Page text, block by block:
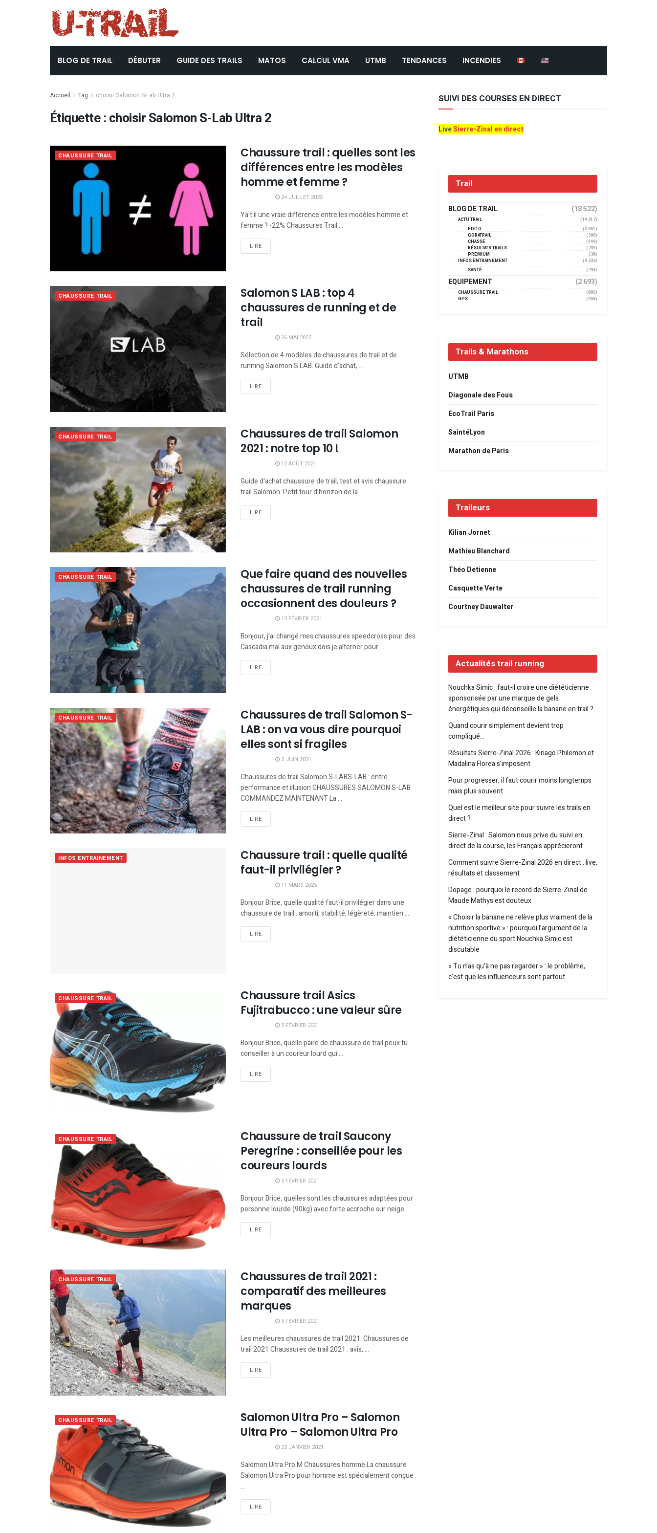
BLOG DE TRAIL DÉBUTER GUIDE DES TRAILS MATOS CALCUL VMA UTMB TENDANCES INCENDIES
Accueil Tag choisir Salomon S-Lab Ultra 2
Étiquette :choisir Salomon S-Lab Ultra 2
CHAUSSURE TRAIL
Chaussure trail : quelles sont les
différences entre les modèles
homme et femme ?
24 JUILLET 2025
Ya t il une vraie différence entre les modèles homme et
femme ? -22% Chaussures Trail ...
LIRE
CHAUSSURE TRAIL
Salomon S LAB : top 4
chaussures de running et de
trail
26 MAI 2022
Sélection de 4 modèles de chaussures de trail et de
running Salomon S LAB. Guide d'achat, ...
LIRE
CHAUSSURE TRAIL
Chaussures de trail Salomon
2021 : notre top 10 !
12 AOÛT 2021
Guide d'achat chaussure de trail, test et avis chaussure
trail Salomon. Petit tour d’horizon de la ...
LIRE
CHAUSSURE TRAIL
Que faire quand des nouvelles
chaussures de trail running
occasionnent des douleurs ?
13 FÉVRIER 2021
Bonjour, j'ai changé mes chaussures speedcross pour des
Cascadia mal aux genoux dois je alterner pour ...
LIRE
CHAUSSURE TRAIL
Chaussures de trail Salomon S-
LAB : on va vous dire pourquoi
elles sont si fragiles
3 JUIN 2021
Chaussures de trail Salomon S-LABS-LAB : entre
performance et illusion CHAUSSURES SALOMON S-LAB
COMMANDEZ MAINTENANT La ...
LIRE
INFOS ENTRAINEMENT
Chaussure trail : quelle qualité
faut-il privilégier ?
11 MARS 2025
Bonjour Brice, quelle qualité faut-il privilégier dans une
chaussure de trail : amorti, stabilité, légèreté, maintien ...
LIRE
CHAUSSURE TRAIL
Chaussure trail Asics
Fujitrabucco : une valeur sûre
5 FÉVRIER 2021
Bonjour Brice, quelle paire de chaussure de trail peux tu
conseiller à un coureur lourd qui ...
LIRE
CHAUSSURE TRAIL
Chaussure de trail Saucony
Peregrine : conseillée pour les
coureurs lourds
5 FÉVRIER 2021
Bonjour Brice, quelles sont les chaussures adaptées pour
personne lourde (90kg) avec forte accroche sur neige ...
LIRE
CHAUSSURE TRAIL
Chaussures de trail 2021 :
comparatif des meilleures
marques
5 FÉVRIER 2021
Les meilleures chaussures de trail 2021. Chaussures de
trail 2021 Chaussures de trail 2021 : avis, ...
LIRE
CHAUSSURE TRAIL
Salomon Ultra Pro – Salomon
Ultra Pro – Salomon Ultra Pro
23 JANVIER 2021
Salomon Ultra Pro M Chaussures homme La chaussure
Salomon Ultra Pro pour homme est spécialement conçue
...
LIRE
SUIVI DES COURSES EN DIRECT
LiveSierre-Zinal en direct
Trail
BLOG DE TRAIL (18 522)
ACTU TRAIL
(14 317)
EDITO
(3 361)
GORATRAIL
(390)
CHASSE
(149)
RÉSULTATS TRAILS
(739)
PREMIUM
(38)
INFOS ENTRAINEMENT
(4 233)
SANTÉ
(794)
EQUIPEMENT (2 693)
CHAUSSURE TRAIL
(800)
GPS
(958)
Trails & Marathons
UTMB
Diagonale des Fous
EcoTrail Paris
SaintéLyon
Marathon de Paris
Traileurs
Kilian Jornet
Mathieu Blanchard
Théo Detienne
Casquette Verte
Courtney Dauwalter
Actualités trail running
Nouchka Simic : faut-il croire une diététicienne
sponsorisée par une marque de gels
énergétiques qui déconseille la banane en trail ?
Quand courir simplement devient trop
compliqué…
Résultats Sierre-Zinal 2026 : Kiriago Philemon et
Madalina Florea s’imposent
Pour progresser, il faut courir moins longtemps
mais plus souvent
Quel est le meilleur site pour suivre les trails en
direct ?
Sierre-Zinal : Salomon nous prive du suivi en
direct de la course, les Français apprécieront
Comment suivre Sierre-Zinal 2026 en direct : live,
résultats et classement
Dopage : pourquoi le record de Sierre-Zinal de
Maude Mathys est douteux
« Choisir la banane ne relève plus vraiment de la
nutrition sportive » : pourquoi l’argument de la
diététicienne du sport Nouchka Simic est
discutable
« Tu n’as qu’à ne pas regarder » : le problème,
c’est que les influenceurs sont partout